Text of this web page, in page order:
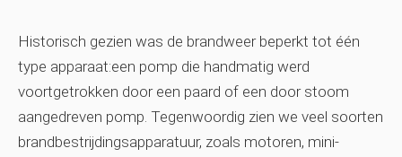
Historisch gezien was de brandweer beperkt tot één
type apparaat:een pomp die handmatig werd
voortgetrokken door een paard of een door stoom
aangedreven pomp. Tegenwoordig zien we veel soorten
brandbestrijdingsapparatuur, zoals motoren, mini-